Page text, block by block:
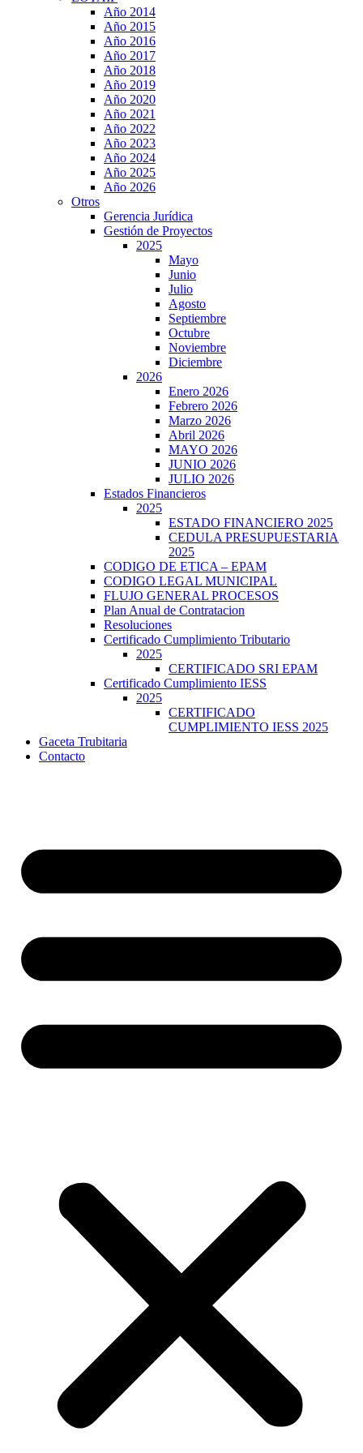
Año 2014
Año 2015
Año 2016
Año 2017
Año 2018
Año 2019
Año 2020
Año 2021
Año 2022
Año 2023
Año 2024
Año 2025
Año 2026
Otros
Gerencia Jurídica
Gestión de Proyectos
2025
Mayo
Junio
Julio
Agosto
Septiembre
Octubre
Noviembre
Diciembre
2026
Enero 2026
Febrero 2026
Marzo 2026
Abril 2026
MAYO 2026
JUNIO 2026
JULIO 2026
Estados Financieros
2025
ESTADO FINANCIERO 2025
CEDULA PRESUPUESTARIA
2025
CODIGO DE ETICA – EPAM
CODIGO LEGAL MUNICIPAL
FLUJO GENERAL PROCESOS
Plan Anual de Contratacion
Resoluciones
Certificado Cumplimiento Tributario
2025
CERTIFICADO SRI EPAM
Certificado Cumplimiento IESS
2025
CERTIFICADO
CUMPLIMIENTO IESS 2025
Gaceta Trubitaria
Contacto